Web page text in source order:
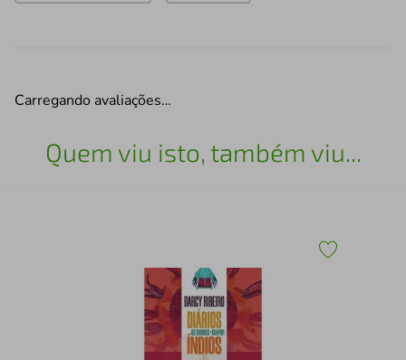
Carregando avaliações…
Quem viu isto, também viu...